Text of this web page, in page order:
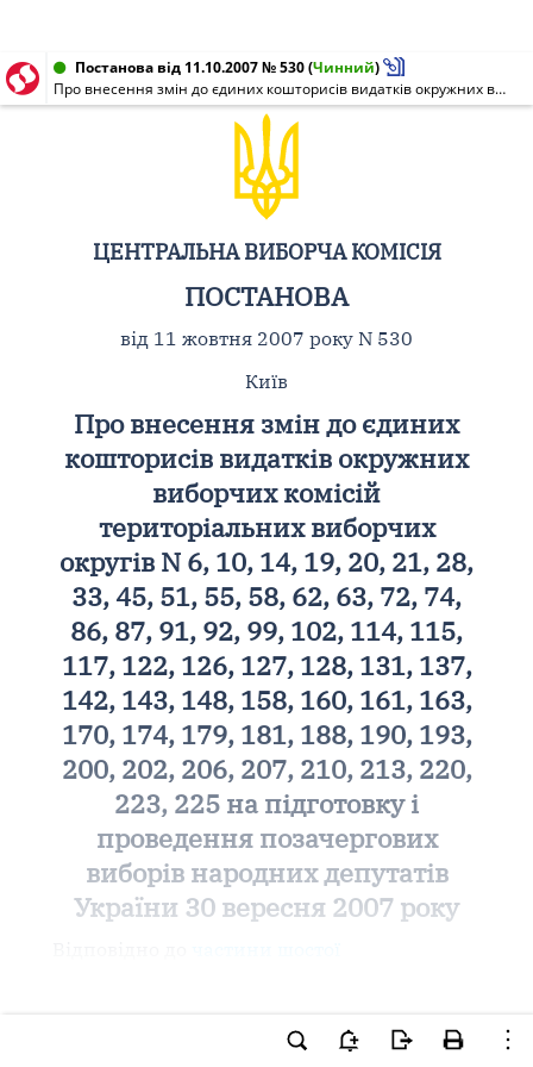
Постанова від 11.10.2007 № 530(Чинний)
Про внесення змін до єдиних кошторисів видатків окружних виборчих комісій територіальних виборчих округів N 6, 10, 14, 19, 20, 21, 28, 33, 45, 51, 55, 58, 62, 63, 72, 74, 86, 87, 91, 92, 99, 102, 114, 115, 117, 122, 126, 127, 128, 131, 137, 142, 143, 148, 158, 160, 161, 163, 170, 174, 179, 181, 188, 190, 193, 200, 202, 206, 207, 210, 213, 220, 223, 225 на підготовку і проведення позачергових виборів народних депутатів України 30 вересня 2007 року
ЦЕНТРАЛЬНА ВИБОРЧА КОМІСІЯ
ПОСТАНОВА
від 11 жовтня 2007 року N 530
Київ
Про внесення змін до єдиних
кошторисів видатків окружних
виборчих комісій
територіальних виборчих
округів N 6, 10, 14, 19, 20, 21, 28,
33, 45, 51, 55, 58, 62, 63, 72, 74,
86, 87, 91, 92, 99, 102, 114, 115,
117, 122, 126, 127, 128, 131, 137,
142, 143, 148, 158, 160, 161, 163,
170, 174, 179, 181, 188, 190, 193,
200, 202, 206, 207, 210, 213, 220,
223, 225 на підготовку і
проведення позачергових
виборів народних депутатів
України 30 вересня 2007 року